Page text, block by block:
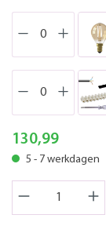
130,99
5 - 7 werkdagen